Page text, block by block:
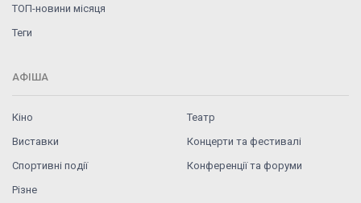
ТОП-новини місяця
Теги
АФІША
Кіно
Театр
Виставки
Концерти та фестивалі
Спортивні події
Конференції та форуми
Різне